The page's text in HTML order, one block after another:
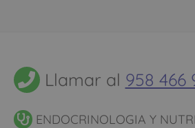
Llamar al 958 466
ENDOCRINOLOGIA Y